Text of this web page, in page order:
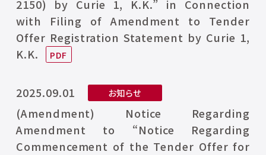
2150) by Curie 1, K.K.” in Connection
with Filing of Amendment to Tender
Offer Registration Statement by Curie 1,
K.K.
2025.09.01 お知らせ
(Amendment) Notice Regarding
Amendment to “Notice Regarding
Commencement of the Tender Offer for